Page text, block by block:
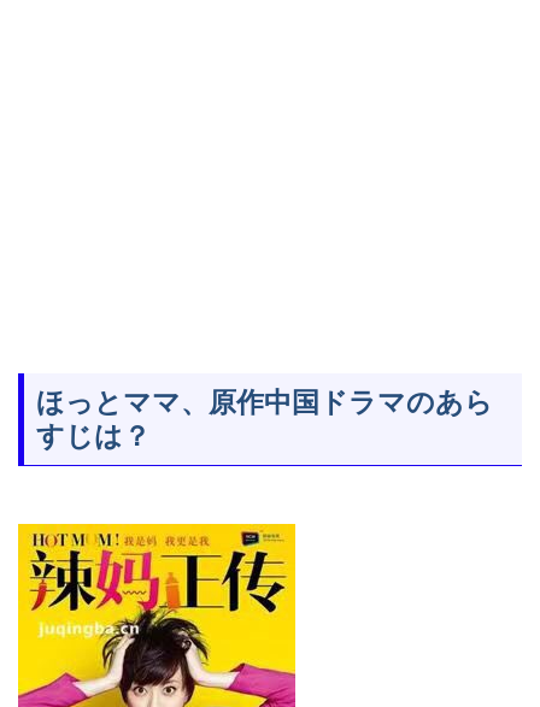
ほっとママ、原作中国ドラマのあら
すじは？